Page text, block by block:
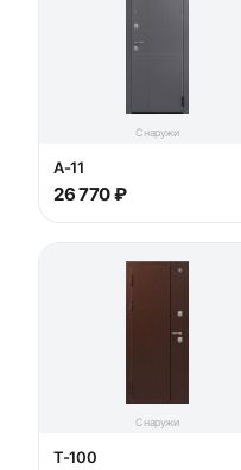
Снаружи
A-11
26 770 ₽
Снаружи
T-100